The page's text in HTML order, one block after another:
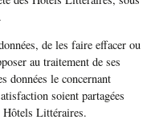
de les faire effacer ou
au traitement de ses
données le concernant
soient partagées
Hôtels Littéraires.